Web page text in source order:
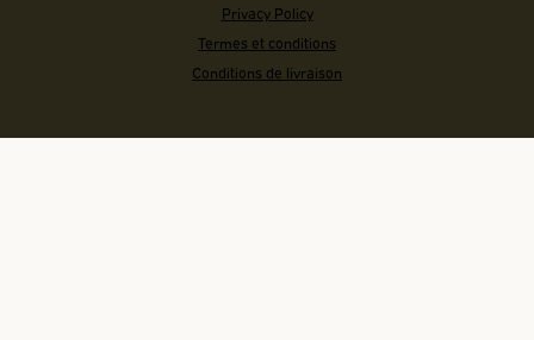
Privacy Policy
Termes et conditions
Conditions de livraison